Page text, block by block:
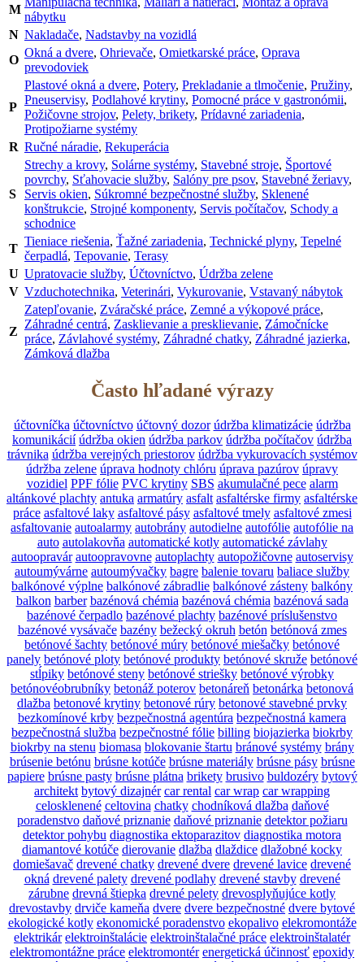
M
nábytku
N Nakladače, Nadstavby na vozidlá
O
Okná a dvere, Ohrievače, Omietkarské práce, Oprava
prevodoviek
P
Plastové okná a dvere, Potery, Prekladanie a tlmočenie, Pružiny,
Pneuservisy, Podlahové krytiny, Pomocné práce v gastronómii,
Požičovne strojov, Pelety, brikety, Prídavné zariadenia,
Protipožiarne systémy
R Ručné náradie, Rekuperácia
S
Strechy a krovy, Solárne systémy, Stavebné stroje, Športové
povrchy, Sťahovacie služby, Salóny pre psov, Stavebné žeriavy,
Servis okien, Súkromné bezpečnostné služby, Sklenené
konštrukcie, Strojné komponenty, Servis počítačov, Schody a
schodnice
T
Tieniace riešenia, Ťažné zariadenia, Technické plyny, Tepelné
čerpadlá, Tepovanie, Terasy
U Upratovacie služby, Účtovníctvo, Údržba zelene
V Vzduchotechnika, Veterinári, Vykurovanie, Vstavaný nábytok
Z
Zatepľovanie, Zváračské práce, Zemné a výkopové práce,
Záhradné centrá, Zasklievanie a presklievanie, Zámočnícke
práce, Závlahové systémy, Záhradné chatky, Záhradné jazierka,
Zámková dlažba
Často hľadané výrazy
účtovníčka účtovníctvo účtovný dozor údržba klimatizácie údržba
komunikácií údržba okien údržba parkov údržba počítačov údržba
trávnika údržba verejných priestorov údržba vykurovacích systémov
údržba zelene úprava hodnoty chlóru úprava pazúrov úpravy
vozidiel PPF fólie PVC krytiny SBS akumulačné pece alarm
altánkové plachty antuka armatúry asfalt asfaltérske firmy asfaltérske
práce asfaltové laky asfaltové pásy asfaltové tmely asfaltové zmesi
asfaltovanie autoalarmy autobrány autodielne autofólie autofólie na
auto autolakovňa automatické kotly automatické závlahy
autoopravár autoopravovne autoplachty autopožičovne autoservisy
autoumývárne autoumývačky bagre balenie tovaru baliace služby
balkónové výplne balkónové zábradlie balkónové zásteny balkóny
balkon barber bazénová chémia bazénová chémia bazénová sada
bazénové čerpadlo bazénové plachty bazénové príslušenstvo
bazénové vysávače bazény bežecký okruh betón betónová zmes
betónové šachty betónové múry betónové miešačky betónové
panely betónové ploty betónové produkty betónové skruže betónové
stĺpiky betónové steny betónové striešky betónové výrobky
betónovéobrubníky betonáž poterov betonáreň betonárka betonová
dlažba betonové krytiny betonové rúry betonové stavebné prvky
bezkomínové krby bezpečnostná agentúra bezpečnostná kamera
bezpečnostná služba bezpečnostné fólie billing biojazierka biokrby
biokrby na stenu biomasa blokovanie štartu bránové systémy brány
brúsenie betónu brúsne kotúče brúsne materiály brúsne pásy brúsne
papiere brúsne pasty brúsne plátna brikety brusivo buldozéry bytový
architekt bytový dizajnér car rental car wrap car wrapping
celosklenené celtovina chatky chodníková dlažba daňové
poradenstvo daňové priznanie daňové priznanie detektor požiaru
detektor pohybu diagnostika ektoparazitov diagnostika motora
diamantové kotúče dierovanie dlažba dlaždice dlažobné kocky
domiešavač drevené chatky drevené dvere drevené lavice drevené
okná drevené palety drevené podlahy drevené stavby drevené
zárubne drevná štiepka drevné pelety drevosplyňujúce kotly
drevostavby drviče kameňa dvere dvere bezpečnostné dvere bytové
ekologické kotly ekonomické poradenstvo ekopalivo elekromontáže
elektrikár elektroinštalácie elektroinštalačné práce elektroinštalatér
elektromontážne práce elektromontér energetická účinnosť epoxidy